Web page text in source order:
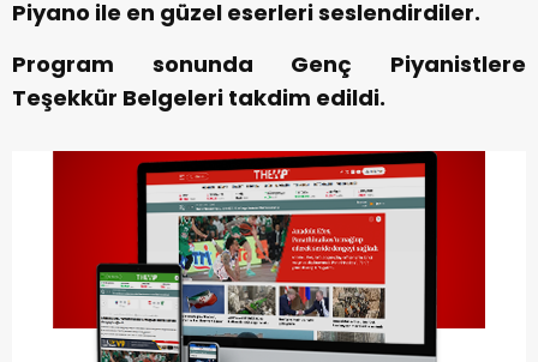
Piyano ile en güzel eserleri seslendirdiler.
Program sonunda Genç Piyanistlere
Teşekkür Belgeleri takdim edildi.